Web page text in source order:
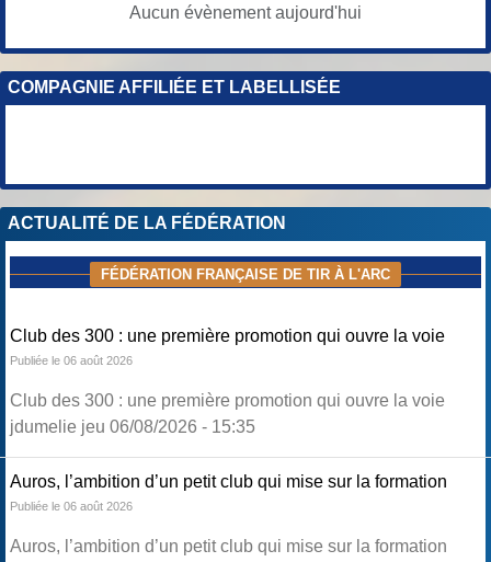
Aucun évènement aujourd'hui
COMPAGNIE AFFILIÉE ET LABELLISÉE
ACTUALITÉ DE LA FÉDÉRATION
FÉDÉRATION FRANÇAISE DE TIR À L'ARC
Club des 300 : une première promotion qui ouvre la voie
Publiée le 06 août 2026
Club des 300 : une première promotion qui ouvre la voie
jdumelie jeu 06/08/2026 - 15:35
Auros, l’ambition d’un petit club qui mise sur la formation
Publiée le 06 août 2026
Auros, l’ambition d’un petit club qui mise sur la formation